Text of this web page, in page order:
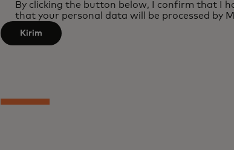
be
applied
after
By clicking the button below, I confirm that I
that your personal data will be processed by
Kirim